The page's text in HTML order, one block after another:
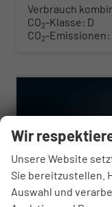
Verbrauch
CO2-Klasse: D
CO2-Emissionen:
Wir
Unsere Website
Sie bereitzustellen.
Auswahl und